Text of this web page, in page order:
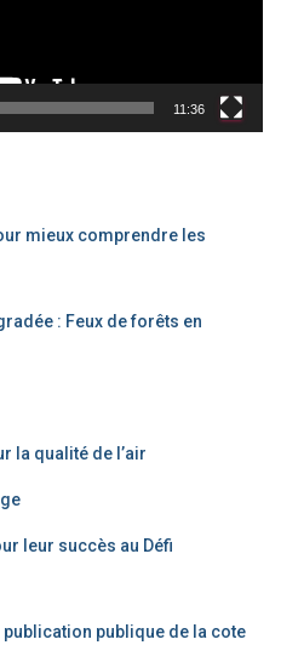
11:36
mieux comprendre les
: Feux de forêts en
la qualité de l’air
leur succès au Défi
publique de la cote